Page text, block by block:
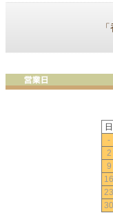
日
-
2
9
16
23
30